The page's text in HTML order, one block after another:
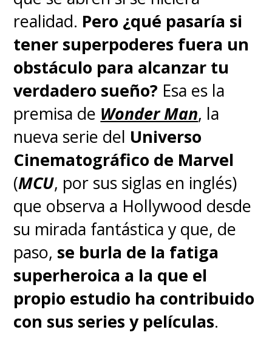
contra la Tierra en territorio de
otra corporación,Prodigy. Esto
no es solo una amenaza
existencial de monstruos
biológicos, sino que también de
inteligencia artificial sintética.
los seres humanos no
reaccionamos de la mejor
forma a ninguno de estos
peligros.
Lawther solo tiene palabras de
admiración para Sydney, con
quien compartió mayormente
realidad. Pero ¿qué pasaría si
tener superpoderes fuera un
obstáculo para alcanzar tu
verdadero sueño? Esa es la
premisa de Wonder Man, la
nueva serie del Universo
Cinematográfico de Marvel
(MCU, por sus siglas en inglés)
que observa a Hollywood desde
su mirada fantástica y que, de
paso, se burla de la fatiga
superheroica a la que el
propio estudio ha contribuido
con sus series y películas.